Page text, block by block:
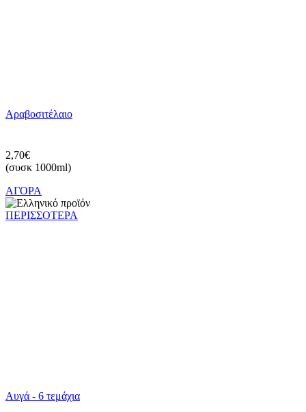
Αραβοσιτέλαιο
2,70€
(συσκ 1000ml)
ΑΓΟΡΑ
ΠΕΡΙΣΣΟΤΕΡΑ
Αυγά - 6 τεμάχια